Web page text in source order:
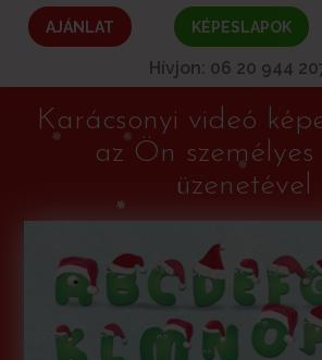
AJÁNLAT KÉPESLAPOK
Hívjon: 06 20 944
Karácsonyi videó
az Ön
üzenetével